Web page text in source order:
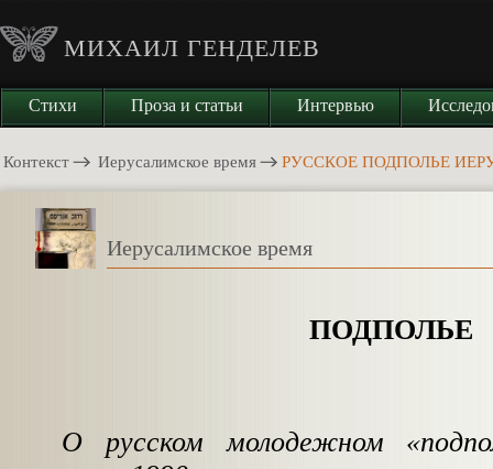
МИХАИЛ ГЕНДЕЛЕВ
Стихи Проза и статьи Интервью
Контекст Иерусалимское время РУССКОЕ ПОДПОЛЬЕ
Иерусалимское время
ПОДПОЛЬЕ
О русском молодежном